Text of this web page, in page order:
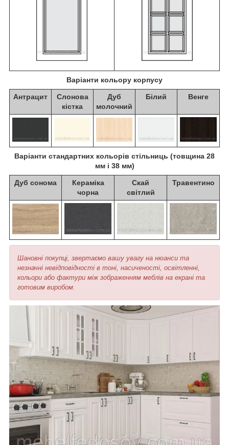
Варіанти кольору корпусу
Антрацит
Слонова
кістка
Дуб
молочний
Білий Венге
Варіанти стандартних кольорів стільниць (товщина 28
мм і 38 мм)
Дуб сонома
Кераміка
чорна
Скай
світлий
Травентино
Шановні покупці, звертаємо вашу увагу на нюанси та
незначні невідповідності в тоні, насиченості, освітленні,
кольори або фактури між зображенням меблів на екрані та
готовим виробом.